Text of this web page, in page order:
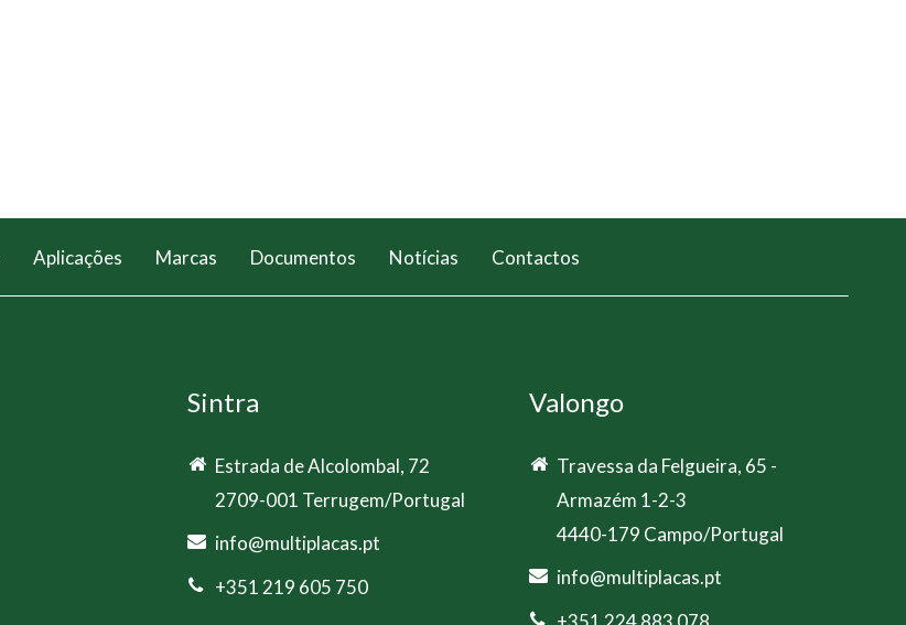
Aplicações Marcas Documentos Notícias Contactos
Sintra
Estrada de Alcolombal, 72
2709-001 Terrugem/Portugal
info@multiplacas.pt
+351 219 605 750
Valongo
Travessa da Felgueira, 65 -
Armazém 1-2-3
4440-179 Campo/Portugal
info@multiplacas.pt